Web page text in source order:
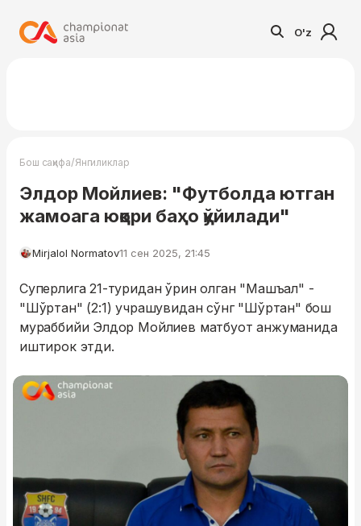
O'z
Бош саҳифа/Янгиликлар
Элдор Мойлиев: "Футболда ютган
жамоага юқори баҳо қўйилади"
Mirjalol Normatov11 сен 2025, 21:45
Суперлига 21-туридан ўрин олган "Машъал" -
"Шўртан" (2:1) учрашувидан сўнг "Шўртан" бош
мураббийи Элдор Мойлиев матбуот анжуманида
иштирок этди.